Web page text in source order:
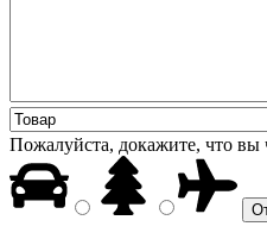
Пожалуйста, докажите, что вы